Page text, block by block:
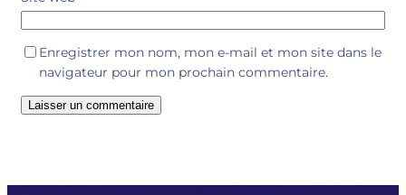
Enregistrer mon nom, mon e-mail et mon site dans le
navigateur pour mon prochain commentaire.